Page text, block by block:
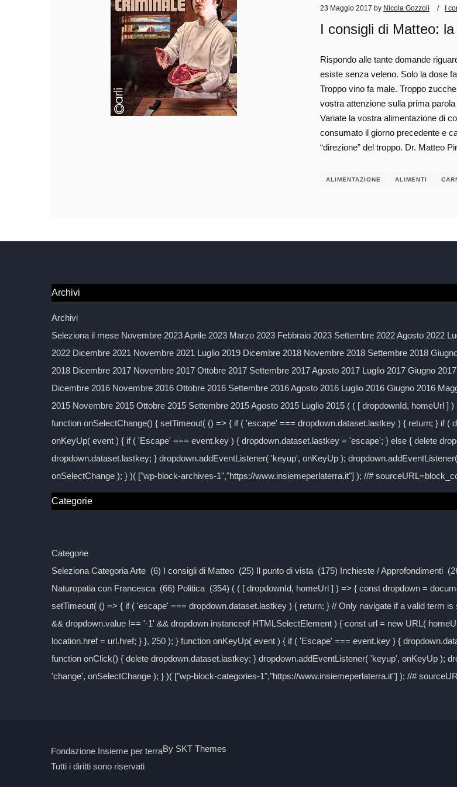
23 Maggio 2017 by Nicola Gozzoli I
I consigli di Matteo:
Rispondo alle tante domande
esiste senza veleno. Solo la dose
Troppo vino fa male. Troppo
vostra attenzione sulla prima
Variate la vostra alimentazione di
consumato il giorno precedente e
“direzione” del troppo. Dr. Matteo
ALIMENTAZIONE ALIMENTI
Archivi
Archivi
Seleziona il mese Novembre 2023 Aprile 2023 Marzo 2023 Febbraio 2023 Settembre 2022 Agosto 2022
2022 Dicembre 2021 Novembre 2021 Luglio 2019 Dicembre 2018 Novembre 2018 Settembre 2018
2018 Dicembre 2017 Novembre 2017 Ottobre 2017 Settembre 2017 Agosto 2017 Luglio 2017 Giugno
Dicembre 2016 Novembre 2016 Ottobre 2016 Settembre 2016 Agosto 2016 Luglio 2016 Giugno 2016
2015 Novembre 2015 Ottobre 2015 Settembre 2015 Agosto 2015 Luglio 2015 ( ( [ dropdownId, homeUrl
function onSelectChange() { setTimeout( () => { if ( 'escape' === dropdown.dataset.lastkey ) { return; } if (
onKeyUp( event ) { if ( 'Escape' === event.key ) { dropdown.dataset.lastkey = 'escape'; } else { delete
dropdown.dataset.lastkey; } dropdown.addEventListener( 'keyup', onKeyUp );
onSelectChange ); } )( ["wp-block-archives-1","https://www.insiemeperlaterra.it"] ); //#
Categorie
Categorie
Seleziona Categoria Arte (6) I consigli di Matteo (25) Il punto di vista (175) Inchieste / Approfondimenti
Naturopatia con Francesca (66) Politica (354) ( ( [ dropdownId, homeUrl ] ) => { const dropdown =
setTimeout( () => { if ( 'escape' === dropdown.dataset.lastkey ) { return; } // Only navigate if a valid term
&& dropdown.value !== '-1' && dropdown instanceof HTMLSelectElement ) { const url = new URL(
location.href = url.href; } }, 250 ); } function onKeyUp( event ) { if ( 'Escape' === event.key ) {
function onClick() { delete dropdown.dataset.lastkey; } dropdown.addEventListener( 'keyup', onKeyUp );
'change', onSelectChange ); } )( ["wp-block-categories-1","https://www.insiemeperlaterra.it"] ); //#
Fondazione Insieme per terra
Tutti i diritti sono riservati
By SKT Themes